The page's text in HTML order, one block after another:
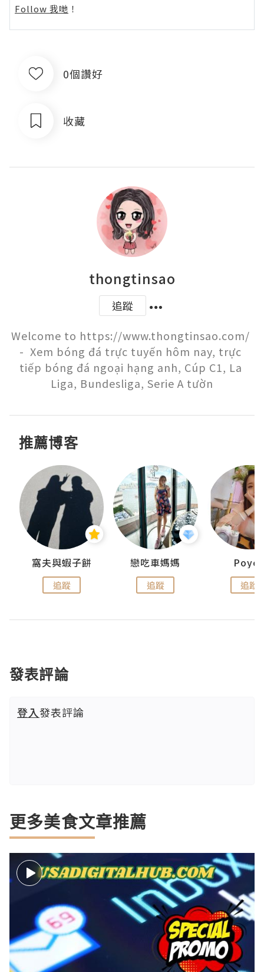
Follow 我哋 ！
0個讚好
收藏
thongtinsao
追蹤
Welcome to https://www.thongtinsao.com/
-  Xem bóng đá trực tuyến hôm nay, trực
tiếp bóng đá ngoại hạng anh, Cúp C1, La
Liga, Bundesliga, Serie A tườn
推薦博客
窩夫與蝦子餅
追蹤
戀吃車媽媽
追蹤 追蹤
發表評論
登入發表評論
更多美食文章推薦